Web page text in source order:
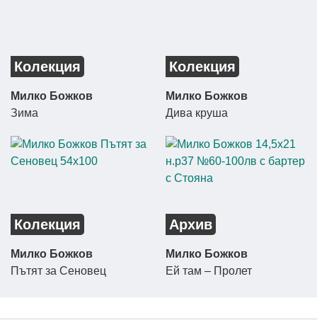
Колекция
Милко Божков
Зима
Колекция
Милко Божков
Дива круша
Колекция
Милко Божков
Пътят за Сеновец
Архив
Милко Божков
Ей там – Пролет